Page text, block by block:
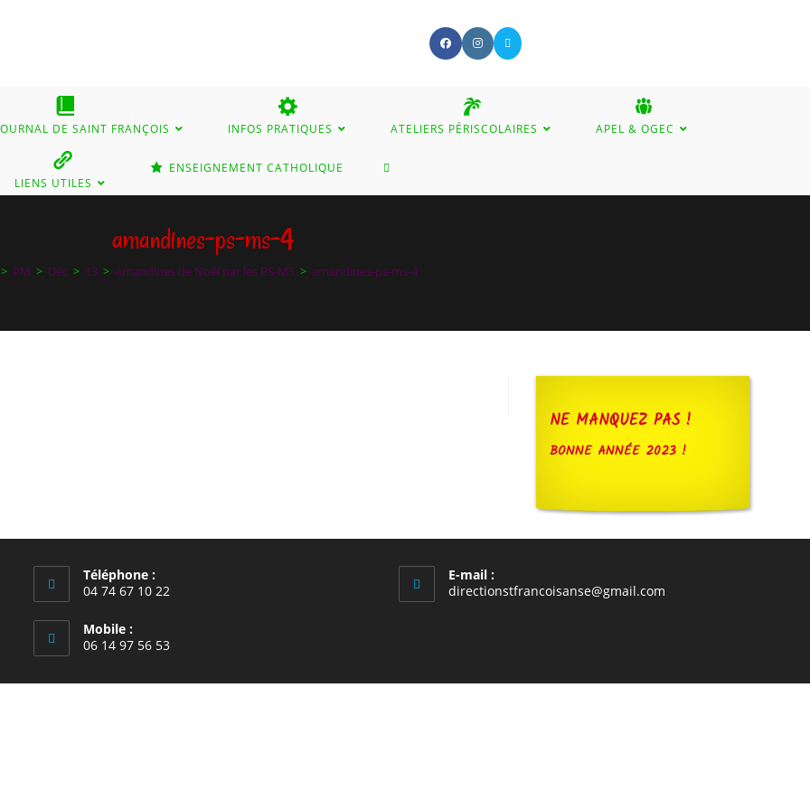
DE SAINT FRANÇOIS INFOS PRATIQUES ATELIERS PÉRISCOLAIRES APEL & OGEC
LIENS UTILES
ENSEIGNEMENT CATHOLIQUE TOGGLE
SEARCH
amandines-ps-ms-4
> PM > Déc > 13 > Amandines de Noël par les PS-MS > amandines-ps-ms-4
NE MANQUEZ PAS !
BONNE ANNÉE 2023 !
Téléphone :
04 74 67 10 22
Mobile :
06 14 97 56 53
E-mail :
directionstfrancoisanse@gmail.comS’ouvre